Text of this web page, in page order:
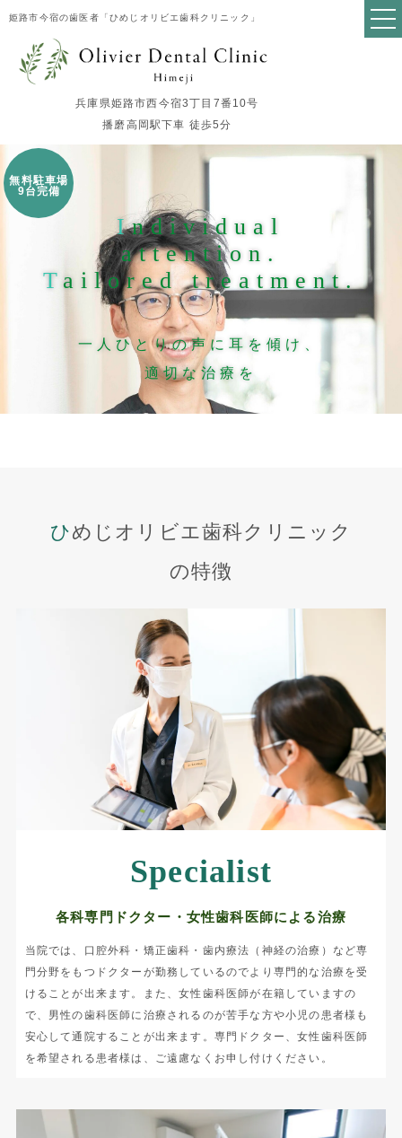
姫路市今宿の歯医者「ひめじオリビエ歯科クリニック」
兵庫県姫路市西今宿3丁目7番10号
播磨高岡駅下車 徒歩5分
Individual
attention.
T ailored treatment.
一人ひとりの声に耳を傾け、
適切な治療を
無料駐車場
9台完備
ひめじオリビエ歯科クリニック
の特徴
Specialist
各科専門ドクター・女性歯科医師による治療
当院では、口腔外科・矯正歯科・歯内療法（神経の治療）など専
門分野をもつドクターが勤務しているのでより専門的な治療を受
けることが出来ます。また、女性歯科医師が在籍していますの
で、男性の歯科医師に治療されるのが苦手な方や小児の患者様も
安心して通院することが出来ます。専門ドクター、女性歯科医師
を希望される患者様は、ご遠慮なくお申し付けください。